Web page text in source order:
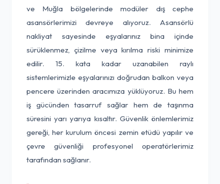
ve Muğla bölgelerinde modüler dış cephe
asansörlerimizi devreye alıyoruz. Asansörlü
nakliyat sayesinde eşyalarınız bina içinde
sürüklenmez, çizilme veya kırılma riski minimize
edilir. 15. kata kadar uzanabilen raylı
sistemlerimizle eşyalarınızı doğrudan balkon veya
pencere üzerinden aracımıza yüklüyoruz. Bu hem
iş gücünden tasarruf sağlar hem de taşınma
süresini yarı yarıya kısaltır. Güvenlik önlemlerimiz
gereği, her kurulum öncesi zemin etüdü yapılır ve
çevre güvenliği profesyonel operatörlerimiz
tarafından sağlanır.